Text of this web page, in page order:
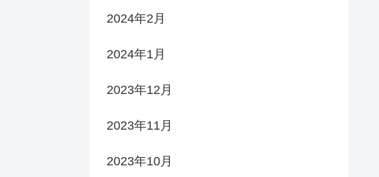
2024年2月
2024年1月
2023年12月
2023年11月
2023年10月